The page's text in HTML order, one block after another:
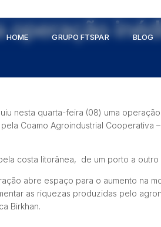
HOME GRUPO FTSPAR BLOG
operação
nesta quarta-feira (08) uma
Coamo Agroindustrial Cooperativa
costa litorânea, de um porto a
abre espaço para o aumento na
as riquezas produzidas pelo
Birkhan.